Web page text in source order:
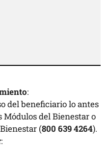
:
del beneficiario lo antes
Módulos del Bienestar o
(800 639 4264).
: